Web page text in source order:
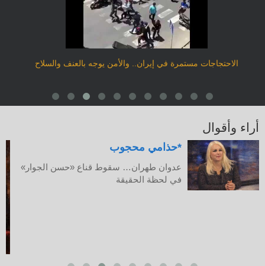
الاحتجاجات مستمرة في إيران.. والأمن يوجه بالعنف والسلاح
أراء وأقوال
حذامي محجوب*
عدوان طهران… سقوط قناع «حسن الجوار»
في لحظة الحقيقة